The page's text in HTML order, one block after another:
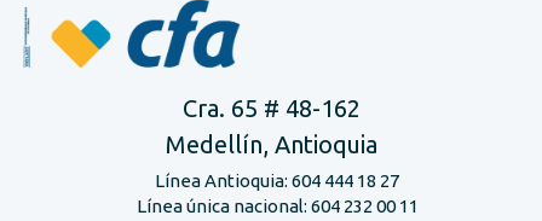
Cra. 65 # 48-162
Medellín, Antioquia
Línea Antioquia: 604 444 18 27
Línea única nacional: 604 232 00 11